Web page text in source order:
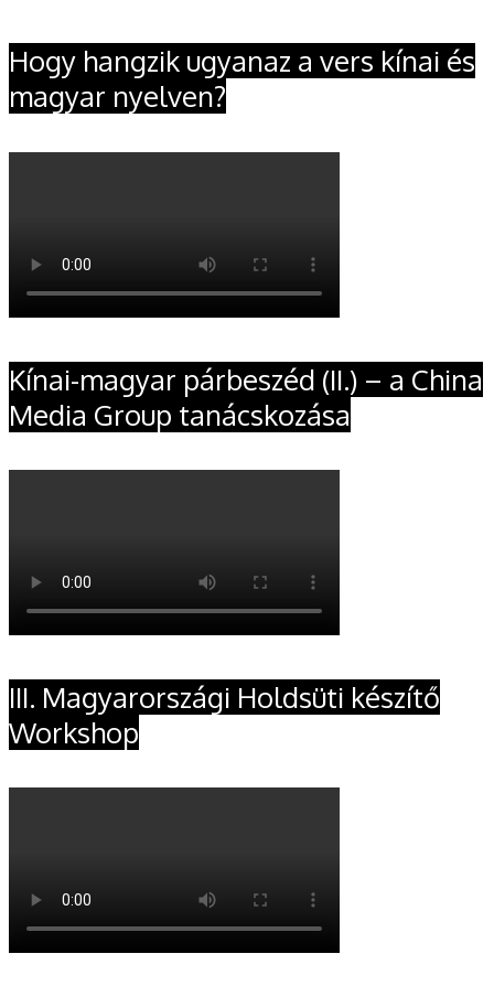
Hogy hangzik ugyanaz a vers kínai és
magyar nyelven?
Kínai-magyar párbeszéd (II.) – a China
Media Group tanácskozása
III. Magyarországi Holdsüti készítő
Workshop